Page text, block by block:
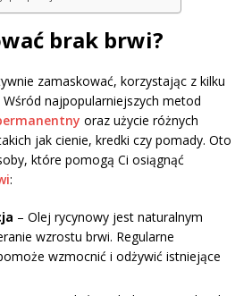
brak brwi?
zamaskować, korzystając z kilku
najpopularniejszych metod
oraz użycie różnych
jak cienie, kredki czy pomady. Oto
które pomogą Ci osiągnąć
:
– Olej rycynowy jest naturalnym
wzrostu brwi. Regularne
wzmocnić i odżywić istniejące